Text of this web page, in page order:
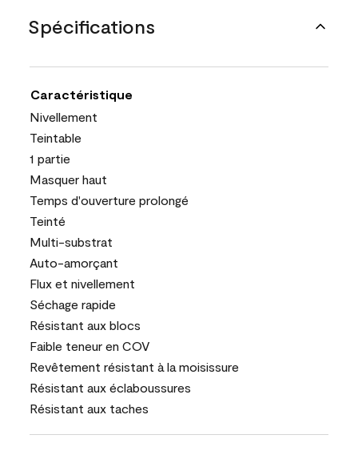
Spécifications
Caractéristique
Nivellement
Teintable
1 partie
Masquer haut
Temps d'ouverture prolongé
Teinté
Multi-substrat
Auto-amorçant
Flux et nivellement
Séchage rapide
Résistant aux blocs
Faible teneur en COV
Revêtement résistant à la moisissure
Résistant aux éclaboussures
Résistant aux taches